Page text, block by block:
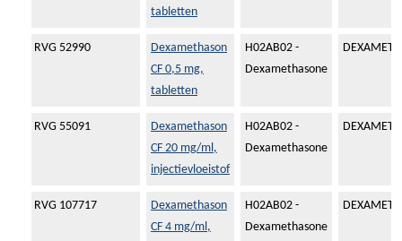
tabletten
RVG 52990
Dexamethason
CF 0,5 mg,
tabletten
H02AB02 -
Dexamethasone
RVG 55091
Dexamethason
CF 20 mg/ml,
injectievloeistof
H02AB02 -
Dexamethasone
RVG 107717
Dexamethason
CF 4 mg/ml,
H02AB02 -
Dexamethasone